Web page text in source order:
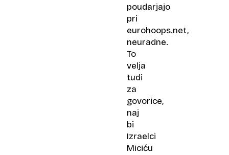
poudarjajo
pri
eurohoops.net,
neuradne.
To
velja
tudi
za
govorice,
naj
bi
Izraelci
Miciću